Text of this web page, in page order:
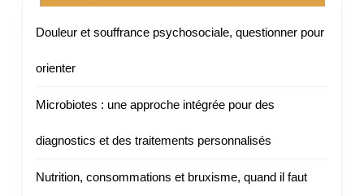
Douleur et souffrance psychosociale, questionner pour
orienter
Microbiotes : une approche intégrée pour des
diagnostics et des traitements personnalisés
Nutrition, consommations et bruxisme, quand il faut